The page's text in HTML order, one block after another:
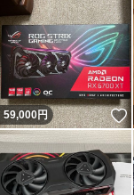
59,000円